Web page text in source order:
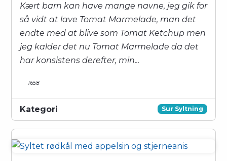
Kært barn kan have mange navne, jeg gik for
så vidt at lave Tomat Marmelade, man det
endte med at blive som Tomat Ketchup men
jeg kalder det nu Tomat Marmelade da det
har konsistens derefter, min...
1658
Kategori Sur Syltning